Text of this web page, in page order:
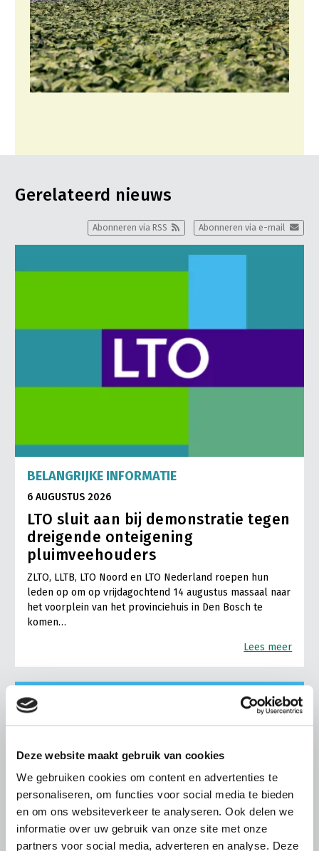
Deze website maakt gebruik van cookies
We gebruiken cookies om content en advertenties te
personaliseren, om functies voor social media te bieden
en om ons websiteverkeer te analyseren. Ook delen we
informatie over uw gebruik van onze site met onze
partners voor social media, adverteren en analyse. Deze
Gerelateerd nieuws
Abonneren via e-mail
Abonneren via RSS
BELANGRIJKE INFORMATIE
6 AUGUSTUS 2026
LTO sluit aan bij demonstratie tegen
dreigende onteigening
pluimveehouders
ZLTO, LLTB, LTO Noord en LTO Nederland roepen hun
leden op om op vrijdagochtend 14 augustus massaal naar
het voorplein van het provinciehuis in Den Bosch te
komen…
Lees meer